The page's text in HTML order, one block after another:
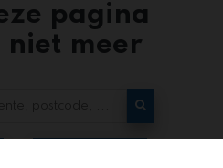
pagina
niet meer